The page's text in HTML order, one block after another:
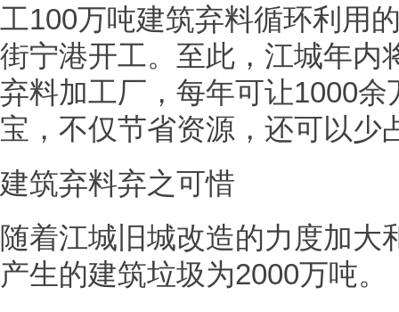
工100万吨建筑弃料循环利用
街宁港开工。至此，江城年内
弃料加工厂，每年可让1000
宝，不仅节省资源，还可以少
建筑弃料弃之可惜
随着江城旧城改造的力度加大
产生的建筑垃圾为2000万吨。